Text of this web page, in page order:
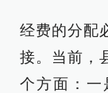
经费的分配
接。当前，
个方面：一